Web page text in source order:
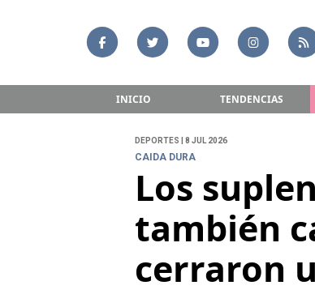
INICIO TENDENCIAS
DEPORTES | 8 JUL 2026
CAIDA DURA
Los
también
cerraron